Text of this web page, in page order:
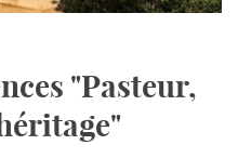
"Pasteur,